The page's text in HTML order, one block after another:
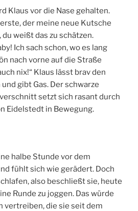
Klaus vor die Nase gehalten.
der meine neue Kutsche
weißt das zu schätzen.
Ich sach schon, wo es lang
nach vorne auf die Straße
nix!“ Klaus lässt brav den
gibt Gas. Der schwarze
setzt sich rasant durch
Eidelstedt in Bewegung.
halbe Stunde vor dem
fühlt sich wie gerädert. Doch
also beschließt sie, heute
Runde zu joggen. Das würde
vertreiben, die sie seit dem